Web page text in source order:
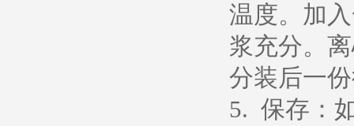
温度。加
浆充分。
分装后一
5. 保存：